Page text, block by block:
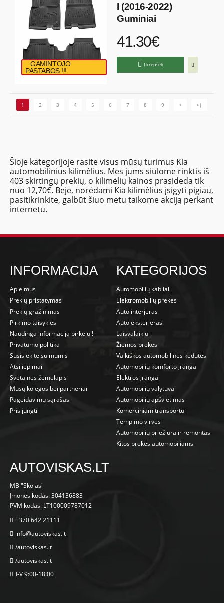
GAMINTOJO
PASTABOS !!!
I (2016-2022)
Guminiai
41.30€
Į krepšelį
1 2 3 4 5 6 7 8 9 > >|
Šioje kategorijoje rasite visus mūsų turimus Kia
automobilinius kilimėlius. Mes jums siūlome rinktis iš
403 skirtingų prekių, o kilimėlių kainos prasideda tik
nuo 12,70€. Beje, norėdami Kia kilimėlius įsigyti pigiau,
pasitikrinkite, galbūt šiuo metu taikome akciją perkant
internetu.
INFORMACIJA
Apie mus
Prekių pristatymas
Prekių grąžinimas
Pirkimo taisyklės
Naudinga informacija pirkėjui!
Privatumo politika
Susisiekite su mumis
Atsiliepimai
Svetainės žemėlapis
Mūsų kolegos bei partneriai
Pageidavimų sąrašas
Prisijungti
KATEGORIJOS
Automobilių kabliai
Elektromobilių prekės
Auto interjeras
Auto eksterjeras
Laisvalaikiui
Žiemos prekės
Vaikiškos automobilinės kėdutės
Automobilių komforto įranga
Elektros įranga
Automobilių valytuvai
Automobilių apšvietimas
Komerciniam transportui
Tempimo virvės
Automobilių priežiūra ir remontas
Kitos prekės automobiliams
AUTOVISKAS.LT
MB "Skolas"
Įmonės kodas: 304136883
PVM kodas: LT100009787012
+370 642 21111
info@autoviskas.lt
/autoviskas.lt
/autoviskas.lt
I-V 9:00-18:00